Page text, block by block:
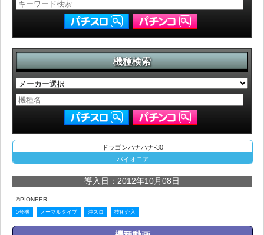
機種検索
ドラゴンハナハナ-30
パイオニア
導入日：2012年10月08日
©PIONEER
5号機 ノーマルタイプ 沖スロ 技術介入